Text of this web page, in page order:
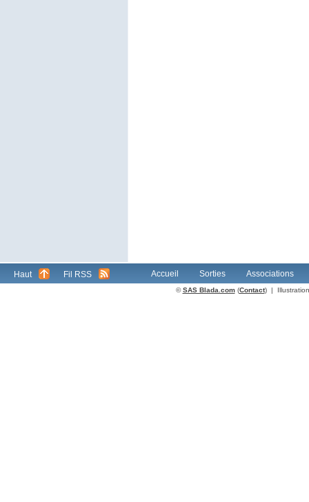
Haut Fil RSS Accueil Sorties Associations
©SAS Blada.com(Contact) |